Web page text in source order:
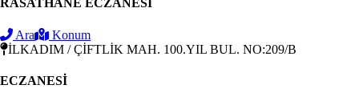
RASATHANE ECZANESİ
Ara
Konum
İLKADIM / ÇİFTLİK MAH. 100.YIL BUL. NO:209/B
ECZANESİ